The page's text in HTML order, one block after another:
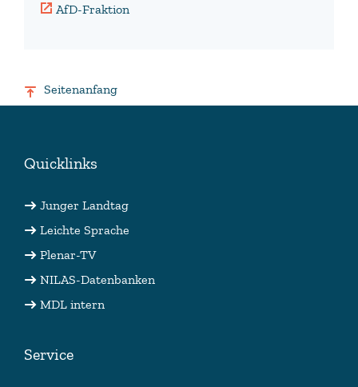
AfD-Fraktion
Seitenanfang
Quicklinks
Junger Landtag
Leichte Sprache
Plenar-TV
NILAS-Datenbanken
MDL intern
Service